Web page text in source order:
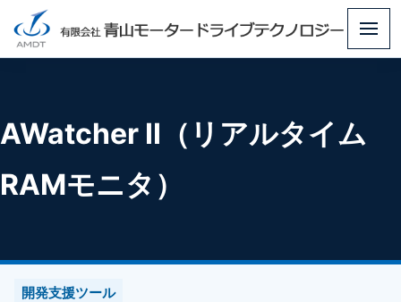
メ
AWatcher II（リアルタイム
RAMモニタ）
開発支援ツール